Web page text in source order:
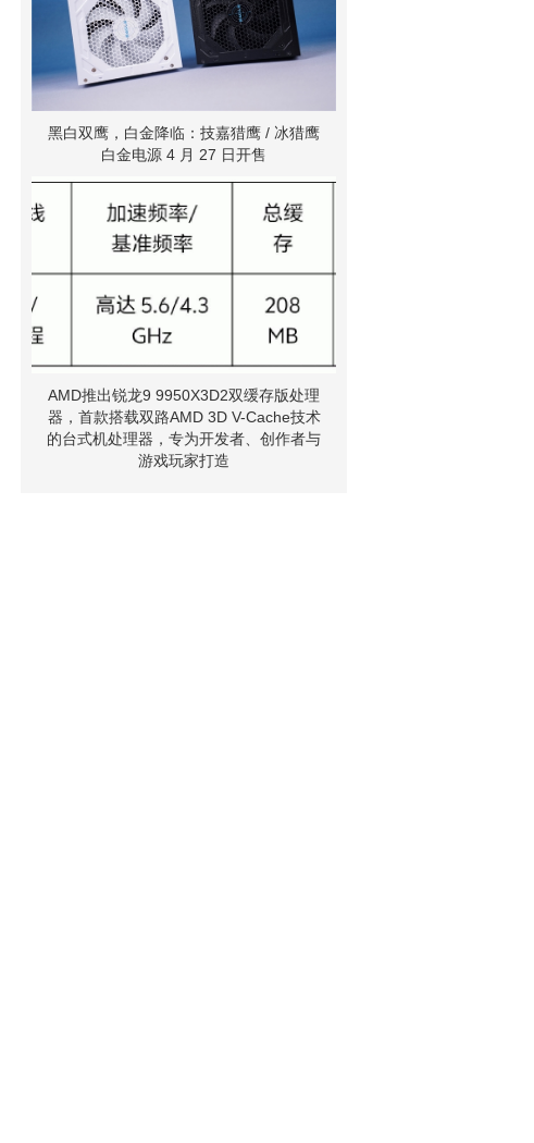
黑白双鹰，白金降临：技嘉猎鹰 / 冰猎鹰
白金电源 4 月 27 日开售
AMD推出锐龙9 9950X3D2双缓存版处理
器，首款搭载双路AMD 3D V-Cache技术
的台式机处理器，专为开发者、创作者与
游戏玩家打造